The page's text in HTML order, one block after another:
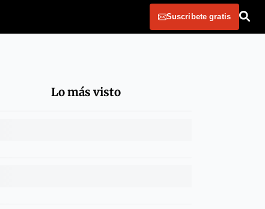
Suscribete gratis
Lo más visto